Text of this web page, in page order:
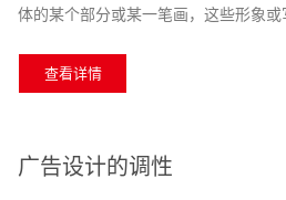
体的某个部分或某一笔画，这些形象或
查看详情
广告设计的调性